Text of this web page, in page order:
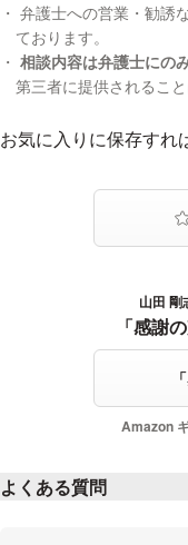
弁護士への営業・勧誘
ております。
相談内容は弁護士にの
第三者に提供されること
お気に入りに登録する
お気に入りに保存すれ
感謝の声をおくる山田 剛
「感謝
Amazon
よくある質問